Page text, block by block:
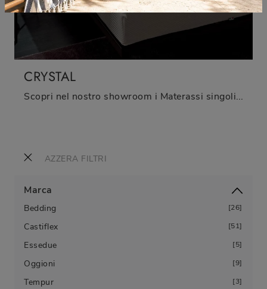
AZZERA FILTRI
Marca
Bedding 26
Castiflex 51
Essedue 5
Oggioni 9
Tempur 3
CRYSTAL
Scopri nel nostro showroom i Materassi singoli: il modello Crystal in lattice ti attende per garantirti il riposo migliore.